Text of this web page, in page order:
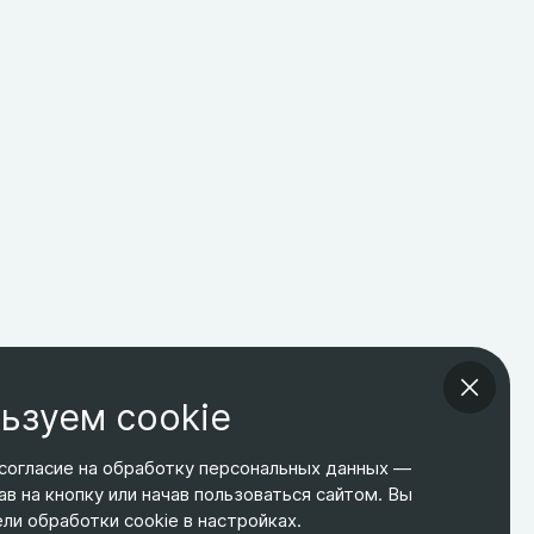
ТЕЛЕФОН
+7 495 266-65-67
ЭЛ. ПОЧТА
shop@relines.ru
АДРЕС
Москва, Гаражная 8
cookie
на обработку персональных данных —
на кнопку или начав пользоваться сайтом. Вы
обработки cookie в настройках.